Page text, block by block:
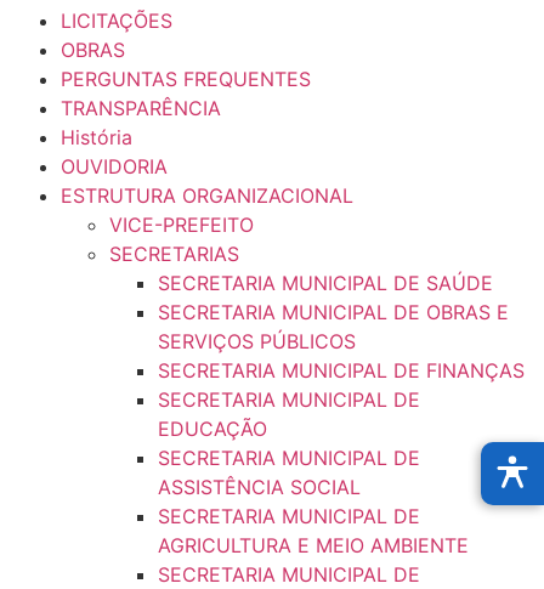
LICITAÇÕES
OBRAS
PERGUNTAS FREQUENTES
TRANSPARÊNCIA
História
OUVIDORIA
ESTRUTURA ORGANIZACIONAL
VICE-PREFEITO
SECRETARIAS
SECRETARIA MUNICIPAL DE SAÚDE
SECRETARIA MUNICIPAL DE OBRAS E
SERVIÇOS PÚBLICOS
SECRETARIA MUNICIPAL DE FINANÇAS
SECRETARIA MUNICIPAL DE
EDUCAÇÃO
SECRETARIA MUNICIPAL DE
ASSISTÊNCIA SOCIAL
SECRETARIA MUNICIPAL DE
AGRICULTURA E MEIO AMBIENTE
SECRETARIA MUNICIPAL DE